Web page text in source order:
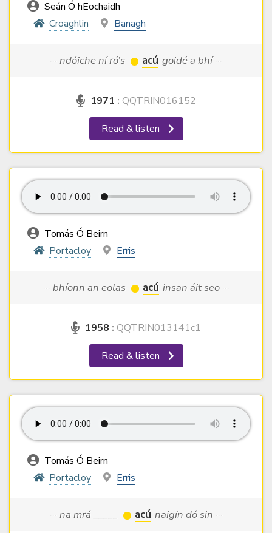
Seán Ó hEochaidh
Croaghlin
Banagh
··· ndóiche ní ró’s acú goidé a bhí ···
1971 : QQTRIN016152
Read & listen
Tomás Ó Beirn
Portacloy
Erris
··· bhíonn an eolas acú insan áit seo ···
1958 : QQTRIN013141c1
Read & listen
Tomás Ó Beirn
Portacloy
Erris
··· na mrá _____ acú naigín dó sin ···